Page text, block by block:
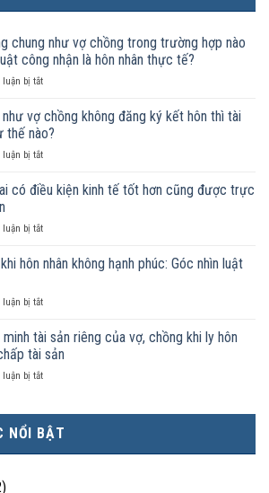
chung như vợ chồng trong trường hợp nào
công nhận là hôn nhân thực tế?
luận bị tắtở
nữ
sống
chung
như
chồng
hợp
được
công
là
hôn
vợ chồng không đăng ký kết hôn thì tài
thế nào?
luận bị tắtở
chung
chồng
đăng
hôn
tài
sản
như
nào?
có điều kiện kinh tế tốt hơn cũng được trực
luận bị tắtở
phải
điều
kinh
tế
hơn
trực
tiếp
nuôi
hôn nhân không hạnh phúc: Góc nhìn luật
luận bị tắtở
ly
hôn
khi
hôn
hạnh
phúc:
Góc
tài sản riêng của vợ, chồng khi ly hôn
tài sản
luận bị tắtở
tài
sản
NỔI BẬT